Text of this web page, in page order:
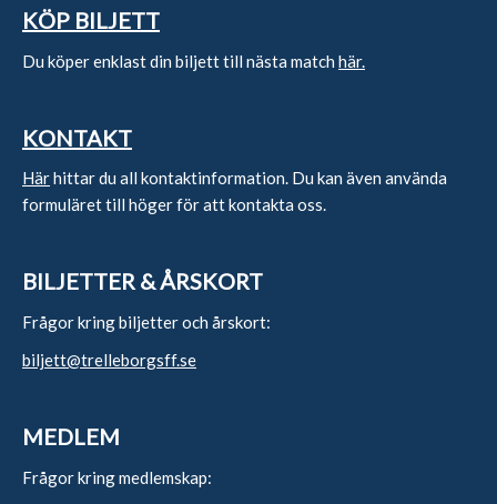
KÖP BILJETT
Du köper enklast din biljett till nästa match här.
KONTAKT
Härhittar du all kontaktinformation. Du kan även använda
formuläret till höger för att kontakta oss.
BILJETTER & ÅRSKORT
Frågor kring biljetter och årskort:
biljett@trelleborgsff.se
MEDLEM
Frågor kring medlemskap: